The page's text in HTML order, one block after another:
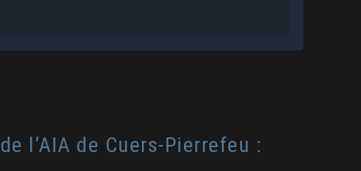
l’AIA de Cuers-Pierrefeu :